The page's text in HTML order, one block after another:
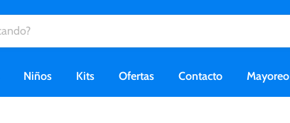
Niños Kits Ofertas Contacto Mayoreo